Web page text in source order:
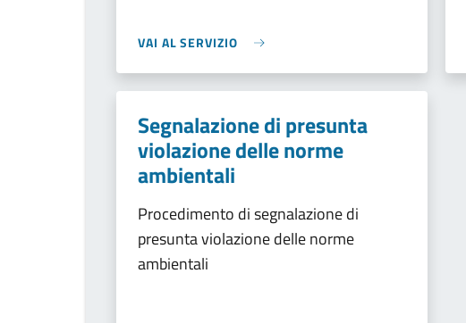
VAI AL SERVIZIO
Segnalazione di presunta
violazione delle norme
ambientali
Procedimento di segnalazione di
presunta violazione delle norme
ambientali